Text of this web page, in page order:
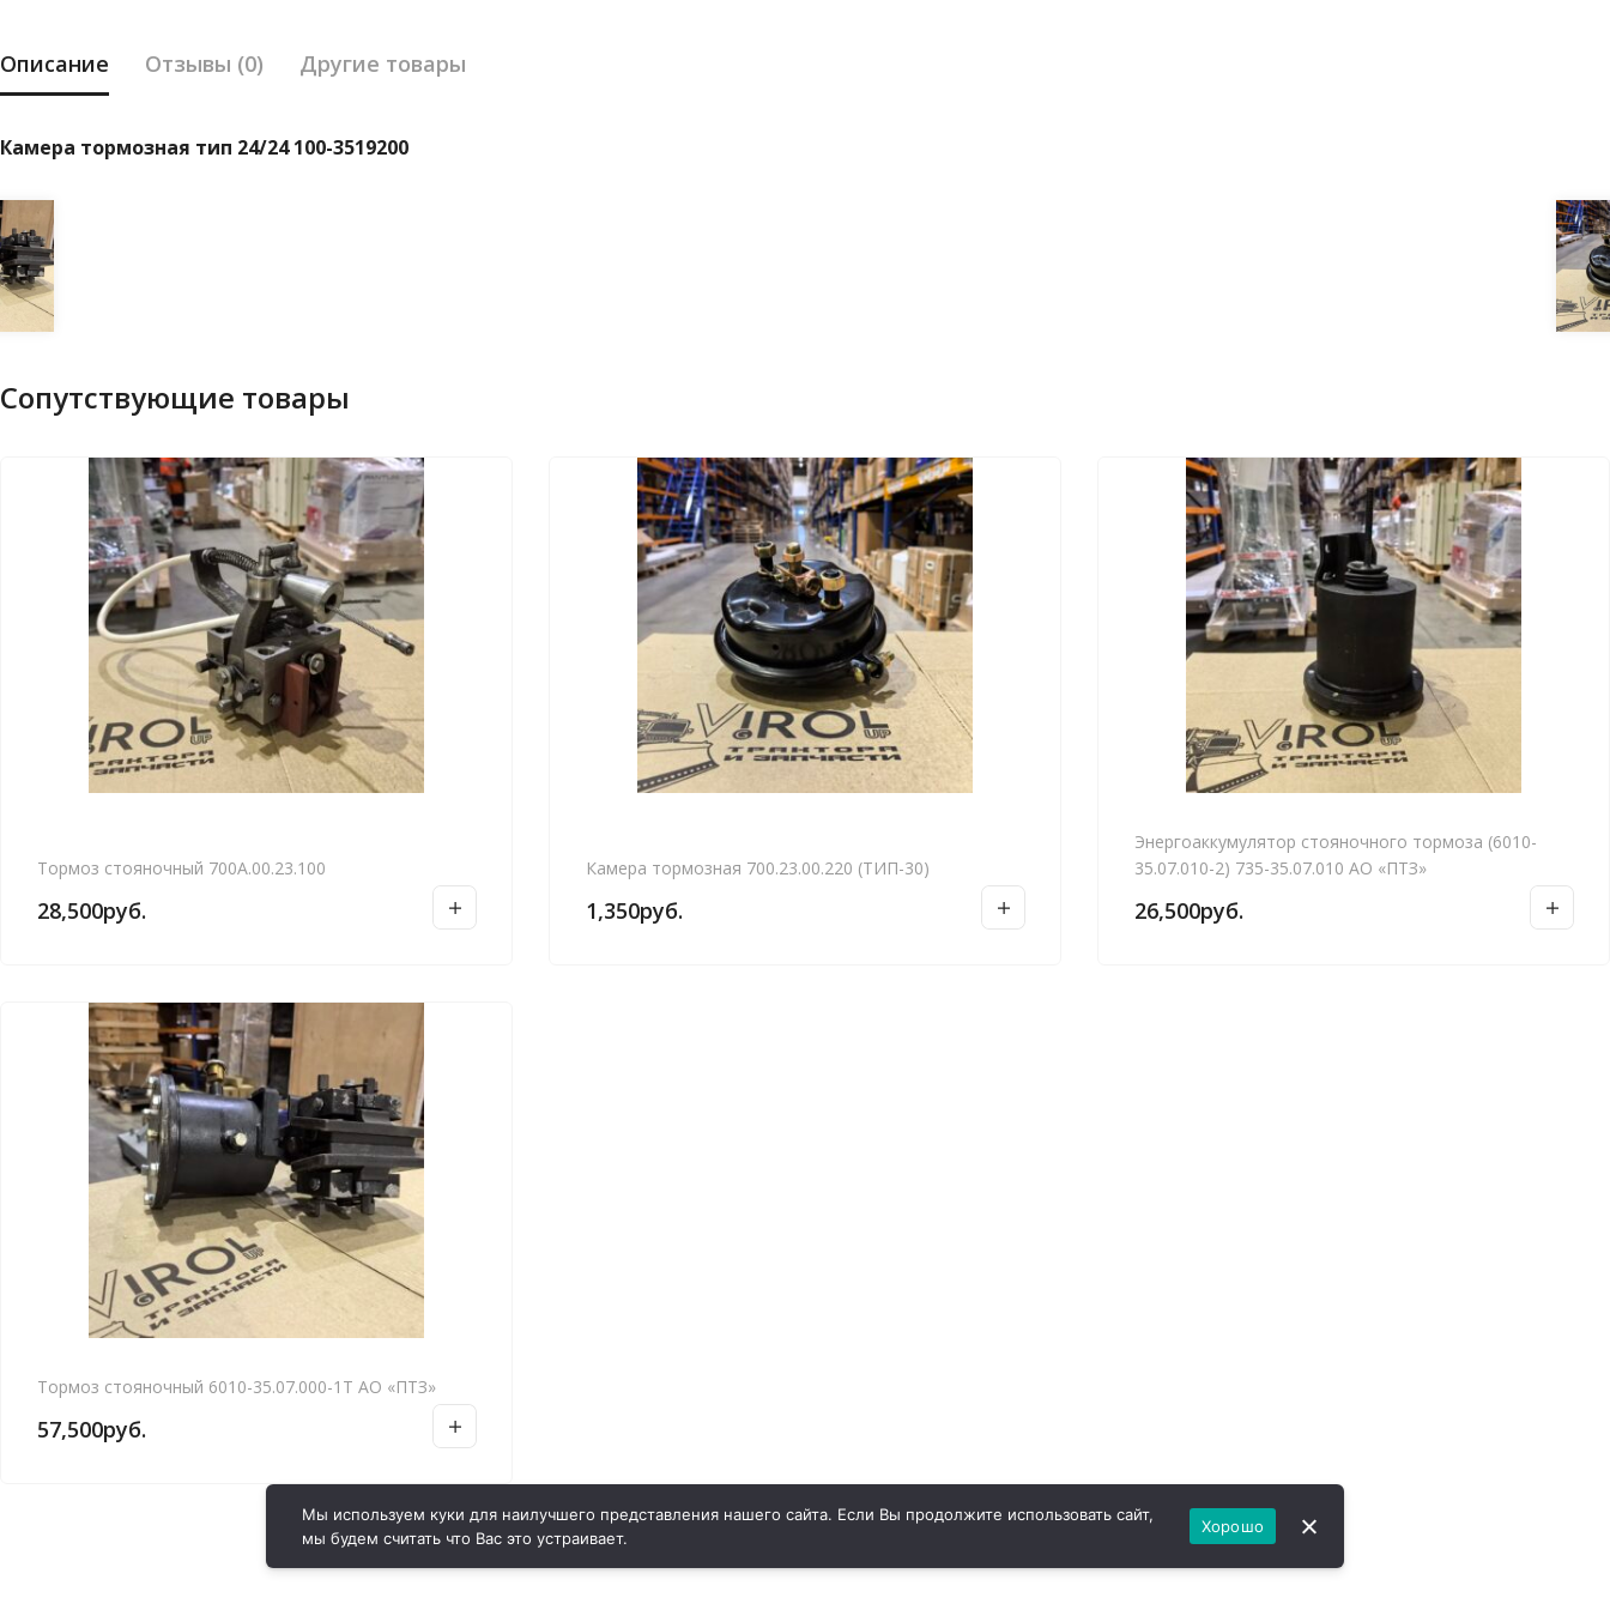
Описание Отзывы (0) Другие товары
Камера тормозная тип 24/24 100-3519200
Сопутствующие товары
Тормоз стояночный 700А.00.23.100
28,500руб.
Камера тормозная 700.23.00.220 (ТИП-30)
1,350руб.
Энергоаккумулятор стояночного тормоза (6010-
35.07.010-2) 735-35.07.010 АО «ПТЗ»
26,500руб.
Тормоз стояночный 6010-35.07.000-1Т АО «ПТЗ»
57,500руб.
Мы используем куки для наилучшего представления нашего сайта. Если Вы продолжите использовать сайт,
мы будем считать что Вас это устраивает.
Хорошо